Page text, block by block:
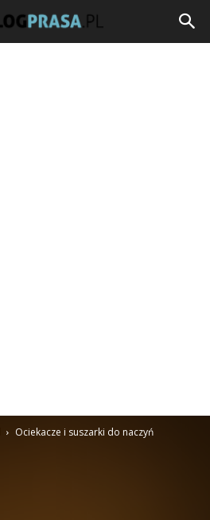
Ociekacze i suszarki do naczyń